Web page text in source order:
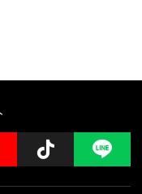
YouTube Follow